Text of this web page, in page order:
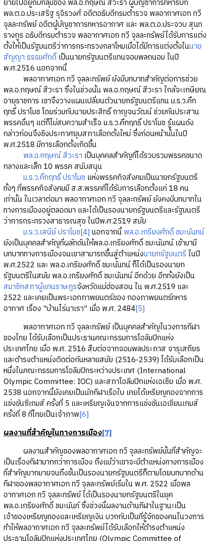
ย้ายไปอยู่กับกลุ่มของ พล.อ.กฤษณ์ สีวะรา ผู้บัญชาการทหารบก
พล.ต.อ.ประเสริฐ รุจิรวงศ์ อดีตอธิบดีกรมตำรวจ พลอากาศเอก ทวี
จุลละทรัพย์ อดีตผู้บัญชาการทหารอากาศ และ พล.ต.อ.ประจวบ สุนท
รางกูร อธิบดีกรมตำรวจ พลอากาศเอก ทวี จุลละทรัพย์ได้รับการแต่ง
ตั้งให้เป็นรัฐมนตรีว่าการกระทรวงกลาโหมเมื่อได้มีการแต่งตั้งในนาย
สัญญา ธรรมศักดิ์เป็นนายกรัฐมนตรีแทนจอมพลถนอม ในปี
พ.ศ.2516 นอกจากนี้
พลอากาศเอก ทวี จุลละทรัพย์ ยังมีบทบาทสำคัญต่อการช่วย
พล.อ.กฤษณ์ สีวะรา ซึ่งในช่วงนั้น พล.อ.กฤษณ์ สีวะรา ใกล้จะเกษียณ
อายุราชการ เขาจึงวางแผนเปลี่ยนตัวนายกรัฐมนตรีแทน ม.ร.ว.คึก
ฤทธิ์ ปราโมช โดยร่วมกับนายประสิทธิ์ กาญจนวัฒน์ ช่วยกันประสาน
พรรคอื่นๆ แต่ก็ไม่สบความสำเร็จ ม.ร.ว.คึกฤทธิ์ ปราโมช รู้แผนดัง
กล่าวก่อนจึงชิงประกาศยุบสภาเลือกตั้งใหม่ ซึ่งก่อนหน้านั้นในปี
พ.ศ.2518 มีการเลือกตั้งเกิดขึ้น
พล.อ.กฤษณ์ สีวะรา เป็นบุคคลสำคัญที่ได้รวบรวมพรรคขนาด
กลางและเล็ก 10 พรรค สนับสนุน
ม.ร.ว.คึกฤทธิ์ ปราโมช แห่งพรรคกิจสังคมเป็นนายกรัฐมนตรี
ทั้งๆ ที่พรรคกิจสังคมมี ส.ส.พรรคที่ได้รับการเลือกตั้งแค่ 18 คน
เท่านั้น ในเวลาต่อมา พลอากาศเอก ทวี จุลละทรัพย์ ยังคงมีบทบาทใน
ทางการเมืองอยู่ตลอดมา และได้เป็นรองนายกรัฐมนตรีและรัฐมนตรี
ว่าการกระทรวงสาธารณสุข ในปีพ.ศ.2519 สมัย
ม.ร.ว.เสนีย์ ปราโมช[4] นอกจากนี้พล.อ.เกรียงศักดิ์ ชมะนันทน์
ยังเป็นบุคคลสำคัญที่ผลักดันให้พล.อ.เกรียงศักดิ์ ชมะนันทน์ เข้ามามี
บทบาททางการเมืองจนเขาสามารถขึ้นสู่ตำแหน่งนายกรัฐมนตรี ในปี
พ.ศ.2522 และ พล.อ.เกรียงศักดิ์ ชมะนันทน์ ก็ได้เป็นรองนายก
รัฐมนตรีในสมัย พล.อ.เกรียงศักดิ์ ชมะนันทน์ อีกด้วย อีกทั้งยังเป็น
สมาชิกสภาผู้แทนราษฎรจังหวัดแม่ฮ่องสอน ใน พ.ศ.2519 และ
2522 และเคยเป็นพระเอกภาพยนตร์ของ กองภาพยนตร์ทหาร
อากาศ เรื่อง "บ้านไร่นาเรา" เมื่อ พ.ศ. 2484[5]
พลอากาศเอก ทวี จุลละทรัพย์ เป็นบุคคลสำคัญในวงการกีฬา
ของไทย ได้รับเลือกเป็นประธานคณะกรรมการโอลิมปิกแห่ง
ประเทศไทย เมื่อ พ.ศ. 2516 สืบต่อจากจอมพลประภาส จารุเสถียร
และดำรงตำแหน่งติดต่อกันหลายสมัย (2516-2539) ได้รับเลือกเป็น
หนึ่งในคณะกรรมการโอลิมปิกระหว่างประเทศ (International
Olympic Committee: IOC) และสภาโอลิมปิกแห่งเอเชีย เมื่อ พ.ศ.
2538 นอกจากนี้ยังเคยเป็นนักกีฬาเรือใบ เคยได้เหรียญทองจากการ
แข่งขันซีเกมส์ ครั้งที่ 5 และเหรียญเงินจากการแข่งขันเอเชียนเกมส์
ครั้งที่ 8 ที่ไทยเป็นเจ้าภาพ[6]
ผลงานที่สำคัญในทางการเมือง[7]
ผลงานสำคัญของพลอากาศเอก ทวี จุลละทรัพย์นั้นที่สำคัญจะ
เป็นเรื่องกีฬามากกว่าการเมือง ถึงแม้ว่าเขาจะมีตำแหน่งทางการเมือง
ที่สำคัญมากมายจนถึงขั้นเป็นรองนายกรัฐมนตรีก็ตามโดยบทบาทด้าน
กีฬาของพลอากาศเอก ทวี จุลละทรัพย์เริ่มใน พ.ศ. 2522 เมื่อพล
อากาศเอก ทวี จุลละทรัพย์ ได้เป็นรองนายกรัฐมนตรีในยุค
พล.อ.เกรียงศักดิ์ ชมะนันท์ ซึ่งช่วงนี้ผลงานด้านกีฬาในฐานะเป็น
เจ้าของเหรียญทองและเหรียญเงิน บวกกับเป็นที่รู้จักของคนในวงการ
ทำให้พลอากาศเอก ทวี จุลละทรัพย์ได้รับเลือกให้ดำรงตำแหน่ง